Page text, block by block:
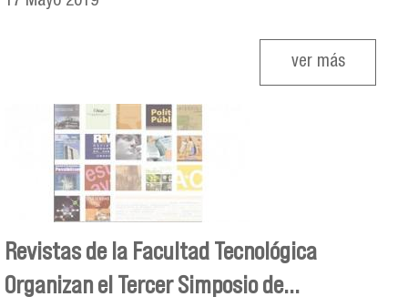
ver más
Revistas de la Facultad Tecnológica
Organizan el Tercer Simposio de...